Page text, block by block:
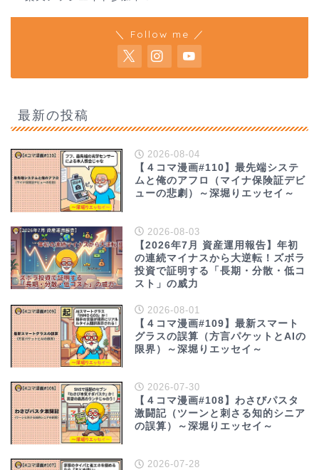
＼ Follow me ／
最新の投稿
2026-08-04
【４コマ漫画#110】最先端システ
ムと俺のアフロ（マイナ保険証デビ
ューの悲劇）～深堀りエッセイ～
2026-08-03
【2026年7月 資産運用報告】年初
の連続マイナスから大逆転！ズボラ
投資で証明する「長期・分散・低コ
スト」の威力
2026-08-01
【４コマ漫画#109】最新スマート
グラスの誤算（方言パケットとAIの
限界）～深堀りエッセイ～
2026-07-30
【４コマ漫画#108】わさびパスタ
激闘記（ツーンと刺さる知的シニア
の誤算）～深堀りエッセイ～
2026-07-28